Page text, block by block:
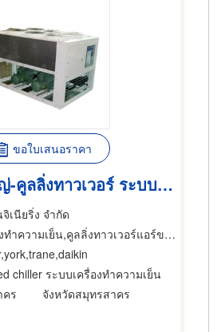
ขอใบเสนอราคา
แอร์ขนาดใหญ่-คูลลิ่งทาวเวอร์ ระบบเครื่องทำความเย็น
เนียริ่ง จำกัด
ำความเย็น,คูลลิ่งทาวเวอร์แอร์ขนาดใหญ่
chiller ระบบเครื่องทำความเย็น
คร
จังหวัดสมุทรสาคร